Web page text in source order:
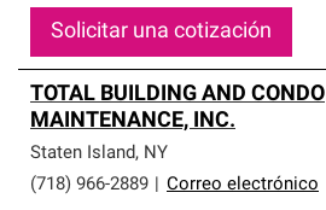
Solicitar una cotización
TOTAL BUILDING AND CONDO
MAINTENANCE, INC.
Staten Island, NY
(718) 966-2889
Correo electrónico